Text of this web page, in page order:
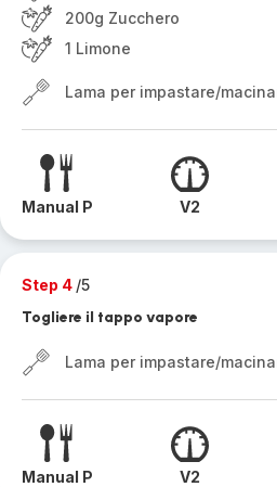
200g Zucchero
1 Limone
Lama per impastare/
Manual P V2
Step 4 /5
Togliere il tappo vapore
Lama per impastare/
Manual P V2